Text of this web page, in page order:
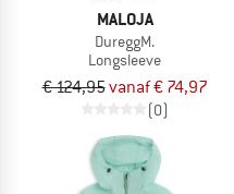
MALOJA
DureggM.
Longsleeve
€ 124,95vanaf € 74,97
(0)